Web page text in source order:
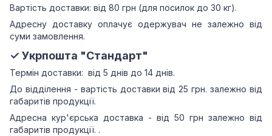
Вартість доставки: від 80 грн (для посилок до 30 кг).
Адресну доставку оплачує одержувач не залежно від
суми замовлення.
✓ Укрпошта "Стандарт"
Термін доставки: від 5 днів до 14 днів.
До відділення - вартість доставки від 25 грн.залежно від
габаритів продукції.
Адресна кур'єрська доставка - від 50 грн залежно від
габаритів продукції. .